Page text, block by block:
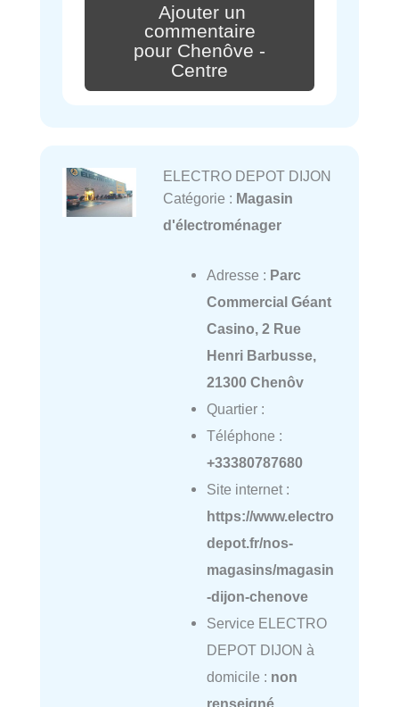
Ajouter un
commentaire
pour Chenôve -
Centre
ELECTRO DEPOT DIJON
Catégorie : Magasin
d'électroménager
Adresse : Parc
Commercial Géant
Casino, 2 Rue
Henri Barbusse,
21300 Chenôv
Quartier :
Téléphone :
+33380787680
Site internet :
https://www.electro
depot.fr/nos-
magasins/magasin
-dijon-chenove
Service ELECTRO
DEPOT DIJON à
domicile : non
renseigné